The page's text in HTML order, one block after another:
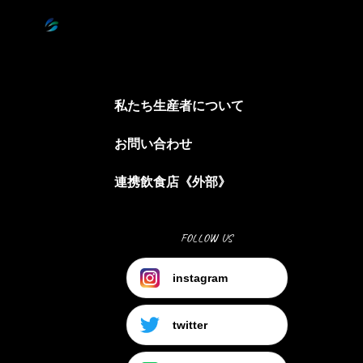
私たち生産者について
お問い合わせ
連携飲食店《外部》
FOLLOW US
instagram
twitter